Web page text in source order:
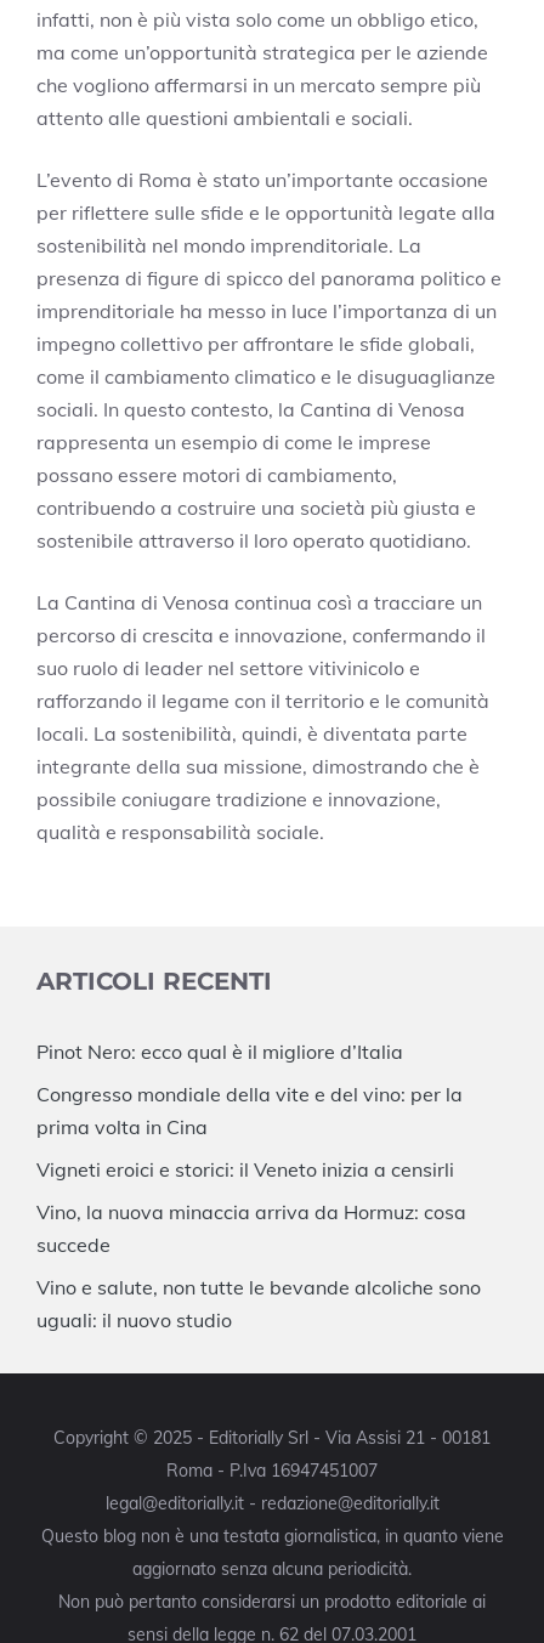
infatti, non è più vista solo come un obbligo etico,
ma come un’opportunità strategica per le aziende
che vogliono affermarsi in un mercato sempre più
attento alle questioni ambientali e sociali.
L’evento di Roma è stato un’importante occasione
per riflettere sulle sfide e le opportunità legate alla
sostenibilità nel mondo imprenditoriale. La
presenza di figure di spicco del panorama politico e
imprenditoriale ha messo in luce l’importanza di un
impegno collettivo per affrontare le sfide globali,
come il cambiamento climatico e le disuguaglianze
sociali. In questo contesto, la Cantina di Venosa
rappresenta un esempio di come le imprese
possano essere motori di cambiamento,
contribuendo a costruire una società più giusta e
sostenibile attraverso il loro operato quotidiano.
La Cantina di Venosa continua così a tracciare un
percorso di crescita e innovazione, confermando il
suo ruolo di leader nel settore vitivinicolo e
rafforzando il legame con il territorio e le comunità
locali. La sostenibilità, quindi, è diventata parte
integrante della sua missione, dimostrando che è
possibile coniugare tradizione e innovazione,
qualità e responsabilità sociale.
ARTICOLI RECENTI
Pinot Nero: ecco qual è il migliore d’Italia
Congresso mondiale della vite e del vino: per la
prima volta in Cina
Vigneti eroici e storici: il Veneto inizia a censirli
Vino, la nuova minaccia arriva da Hormuz: cosa
succede
Vino e salute, non tutte le bevande alcoliche sono
uguali: il nuovo studio
Copyright © 2025 - Editorially Srl - Via Assisi 21 - 00181
Roma - P.Iva 16947451007
legal@editorially.it - redazione@editorially.it
Questo blog non è una testata giornalistica, in quanto viene
aggiornato senza alcuna periodicità.
Non può pertanto considerarsi un prodotto editoriale ai
sensi della legge n. 62 del 07.03.2001